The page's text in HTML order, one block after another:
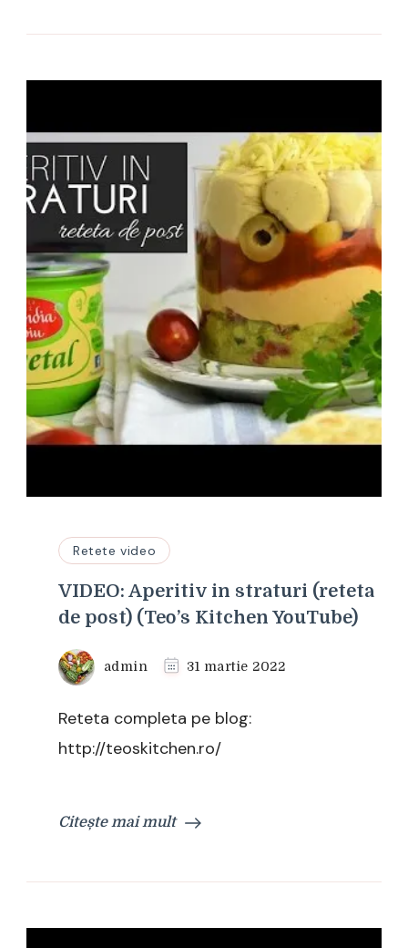
Retete video
VIDEO: Aperitiv in straturi (reteta
de post) (Teo’s Kitchen YouTube)
admin 31 martie 2022
Reteta completa pe blog:
http://teoskitchen.ro/
Citește mai mult